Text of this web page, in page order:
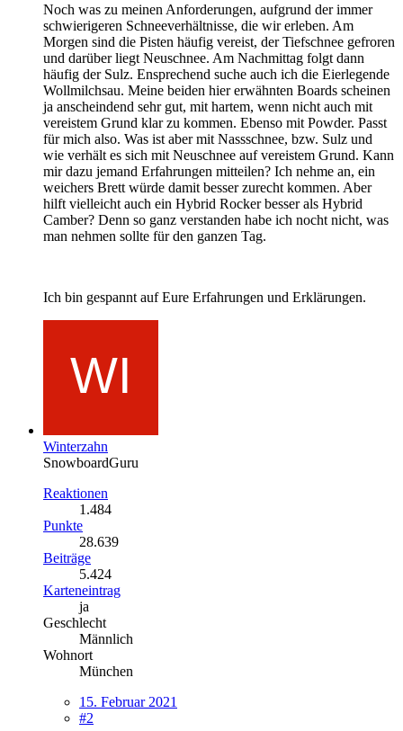
Noch was zu meinen Anforderungen, aufgrund der immer
schwierigeren Schneeverhältnisse, die wir erleben. Am
Morgen sind die Pisten häufig vereist, der Tiefschnee gefroren
und darüber liegt Neuschnee. Am Nachmittag folgt dann
häufig der Sulz. Ensprechend suche auch ich die Eierlegende
Wollmilchsau. Meine beiden hier erwähnten Boards scheinen
ja anscheindend sehr gut, mit hartem, wenn nicht auch mit
vereistem Grund klar zu kommen. Ebenso mit Powder. Passt
für mich also. Was ist aber mit Nassschnee, bzw. Sulz und
wie verhält es sich mit Neuschnee auf vereistem Grund. Kann
mir dazu jemand Erfahrungen mitteilen? Ich nehme an, ein
weichers Brett würde damit besser zurecht kommen. Aber
hilft vielleicht auch ein Hybrid Rocker besser als Hybrid
Camber? Denn so ganz verstanden habe ich nocht nicht, was
man nehmen sollte für den ganzen Tag.
Ich bin gespannt auf Eure Erfahrungen und Erklärungen.
Winterzahn
SnowboardGuru
Reaktionen
1.484
Punkte
28.639
Beiträge
5.424
Karteneintrag
ja
Geschlecht
Männlich
Wohnort
München
15. Februar 2021
#2